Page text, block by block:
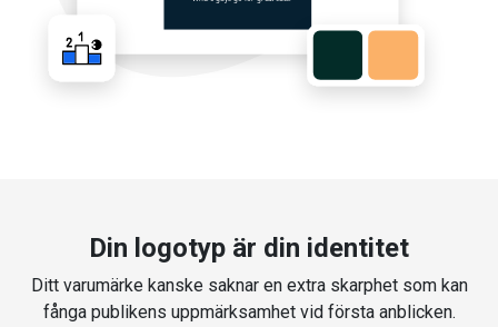
Din logotyp är din identitet
Ditt varumärke kanske saknar en extra skarphet som kan
fånga publikens uppmärksamhet vid första anblicken.